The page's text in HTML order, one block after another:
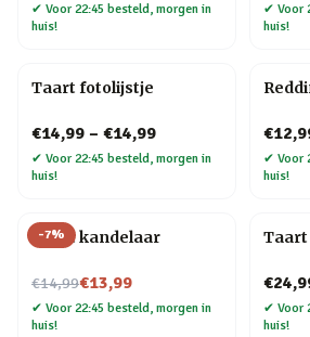
✔ Voor 22:45 besteld, morgen in
huis!
✔ Voor
huis!
Taart fotolijstje
€14,99 – €14,99
✔ Voor 22:45 besteld, morgen in
huis!
✔ Voor
huis!
-7%
Taart kandelaar
€14,99
Nu voor€13,99
✔ Voor 22:45 besteld, morgen in
huis!
✔ Voor
huis!